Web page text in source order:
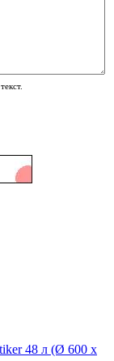
48 л (Ø 600 х